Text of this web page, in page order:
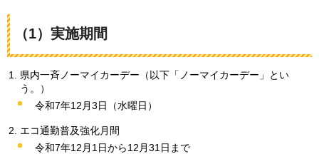
（1）実施期間
県内一斉ノーマイカーデー（以下「ノーマイカーデー」とい
う。）
令和7年12月3日（水曜日）
エコ通勤普及強化月間
令和7年12月1日から12月31日まで